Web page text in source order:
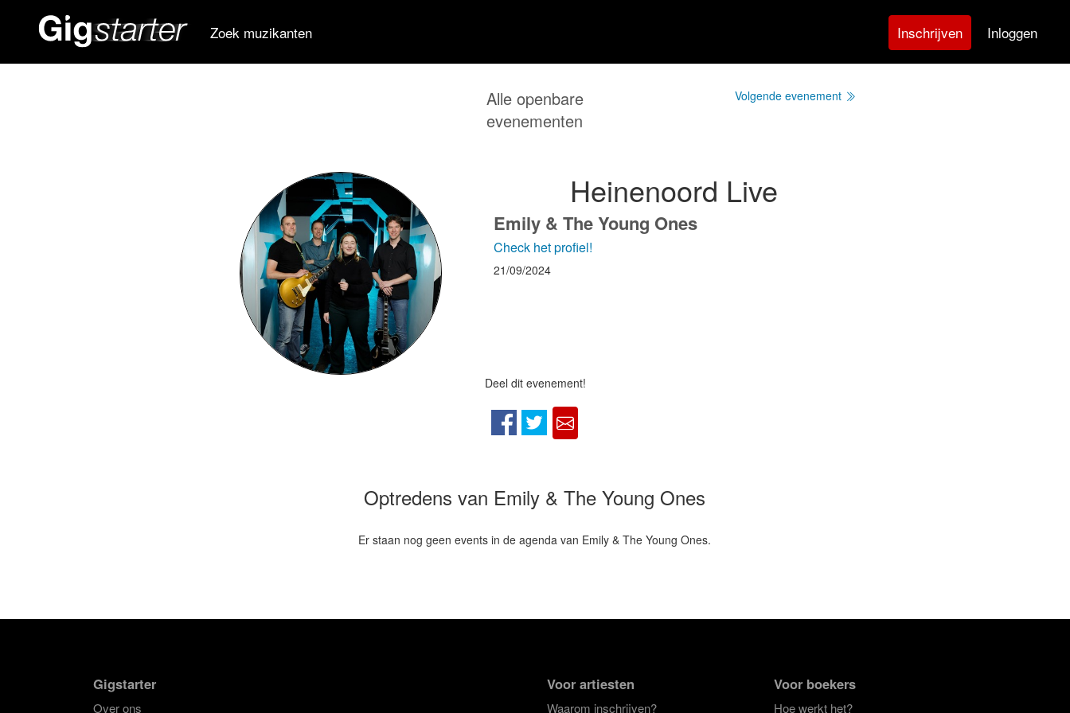
Zoek muzikanten Inschrijven Inloggen
Alle openbare
evenementen
Volgende evenement
Heinenoord Live
Emily & The Young Ones
Check het profiel!
21/09/2024
Deel dit evenement!
Optredens van Emily & The Young Ones
Er staan nog geen events in de agenda van Emily & The Young Ones.
Voor artiesten
Waarom inschrijven?
Voor boekers
Hoe werkt het?
Gigstarter
Over ons